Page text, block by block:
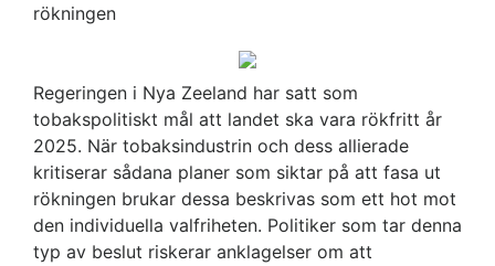
rökningen
Regeringen i Nya Zeeland har satt som
tobakspolitiskt mål att landet ska vara rökfritt år
2025. När tobaksindustrin och dess allierade
kritiserar sådana planer som siktar på att fasa ut
rökningen brukar dessa beskrivas som ett hot mot
den individuella valfriheten. Politiker som tar denna
typ av beslut riskerar anklagelser om att